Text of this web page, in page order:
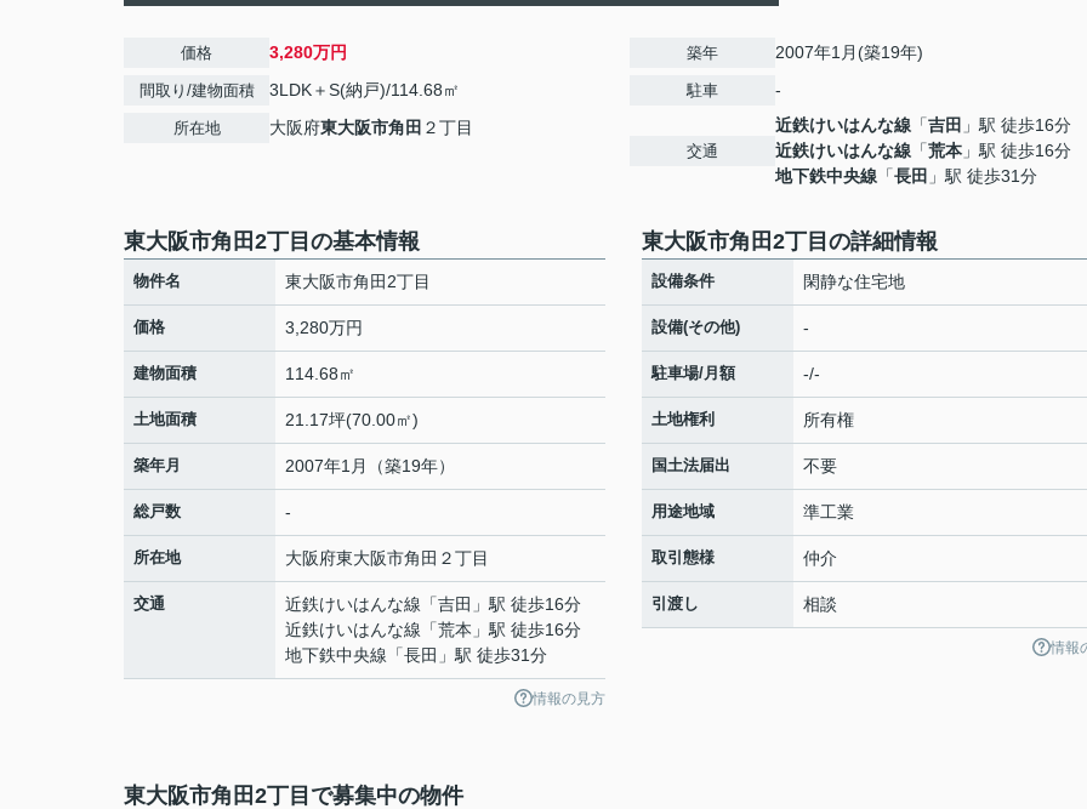
価格 3,280万円
間取り/建物面積 3LDK＋S(納戸)/114.68㎡
所在地 大阪府東大阪市角田 ２丁目
築年 2007年1月(築19年)
駐車 -
交通
近鉄けいはんな線 「吉田 」駅 徒歩16分
近鉄けいはんな線 「荒本 」駅 徒歩16分
地下鉄中央線 「長田 」駅 徒歩31分
東大阪市角田2丁目の基本情報
物件名 東大阪市角田2丁目
価格 3,280万円
建物面積 114.68㎡
土地面積 21.17坪(70.00㎡)
築年月 2007年1月（築19年）
総戸数 -
所在地 大阪府東大阪市角田 ２丁目
交通 近鉄けいはんな線 「吉田 」駅 徒歩16分
近鉄けいはんな線 「荒本 」駅 徒歩16分
地下鉄中央線 「長田 」駅 徒歩31分
情報の見方
東大阪市角田2丁目の詳細情報
設備条件 閑静な住宅地
設備(その他) -
駐車場/月額 -/-
土地権利 所有権
国土法届出 不要
用途地域 準工業
取引態様 仲介
引渡し 相談
情報
東大阪市角田2丁目で募集中の物件